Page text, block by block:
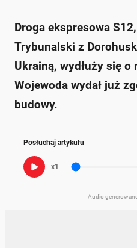
Droga ekspresowa
Trybunalski z
Ukrainą, wydłuży się o
Wojewoda wydał już
budowy.
Posłuchaj artykułu
x1
Audio